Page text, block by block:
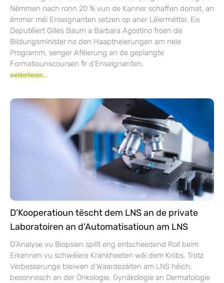
Nëmmen nach ronn 20 % vun de Kanner schaffen domat, an
ëmmer méi Enseignanten setzen op aner Léiermëttel. Eis
Deputéiert Gilles Baum a Barbara Agostino froen de
Bildungsminister no den Haaptneierungen am neie
Programm, senger Aféierung an de geplangte
Formatiounscoursen fir d’Enseignanten.
weiderliesen...
D’Kooperatioun tëscht dem LNS an de private
Laboratoiren an d’Automatisatioun am LNS
D’Analyse vu Biopsien spillt eng entscheedend Roll beim
Erkennen vu schwéiere Krankheeten wéi dem Kriibs. Trotz
Verbesserunge bleiwen d’Waardezäiten am LNS héich,
besonnesch an der Onkologie, Gynäkologie an Dermatologie